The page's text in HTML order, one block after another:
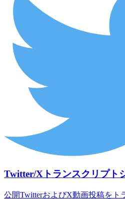
Twitter/Xトランスクリプト
公開TwitterおよびX動画投稿をト